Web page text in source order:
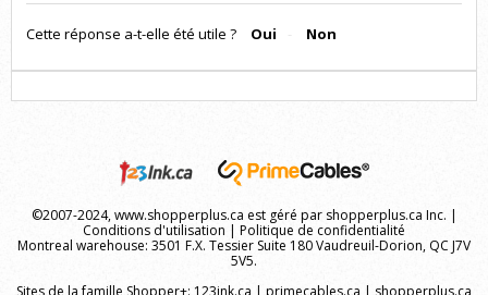
Cette réponse a-t-elle été utile ? Oui Non
©2007-2024, www.shopperplus.ca est géré par shopperplus.ca Inc. |
Conditions d'utilisation | Politique de confidentialité
Montreal warehouse: 3501 F.X. Tessier Suite 180 Vaudreuil-Dorion, QC J7V
5V5.